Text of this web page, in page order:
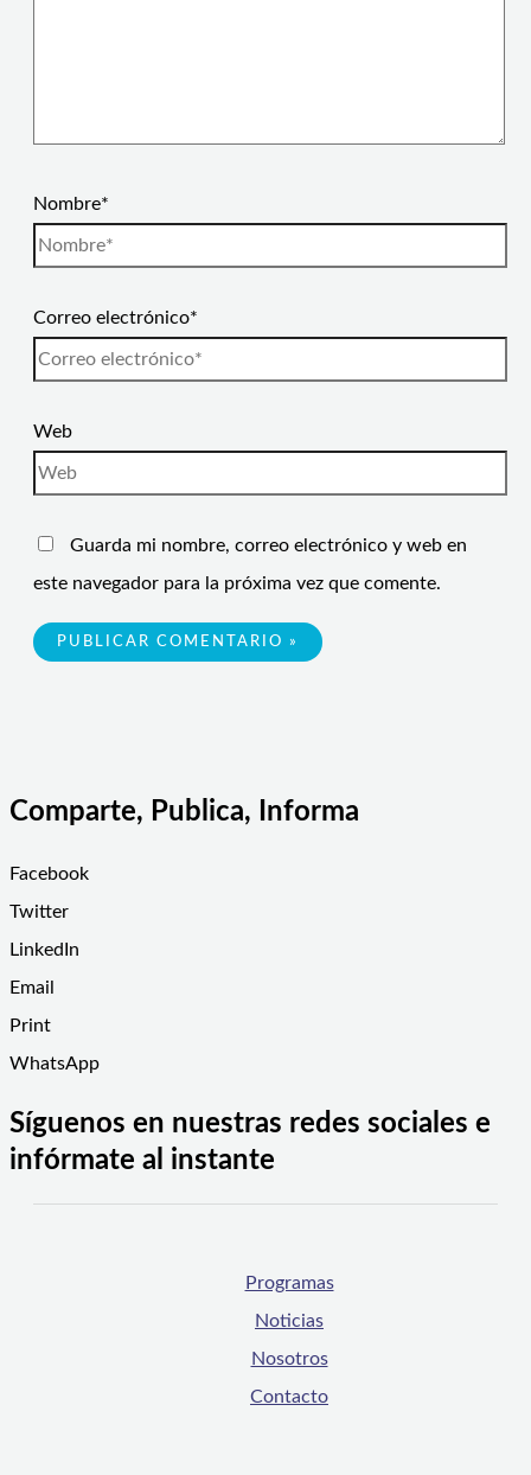
Nombre*
Correo electrónico*
Web
Guarda mi nombre, correo electrónico y web en
este navegador para la próxima vez que comente.
Comparte, Publica, Informa
Facebook
Twitter
LinkedIn
Email
Print
WhatsApp
Síguenos en nuestras redes sociales e
infórmate al instante
Programas
Noticias
Nosotros
Contacto